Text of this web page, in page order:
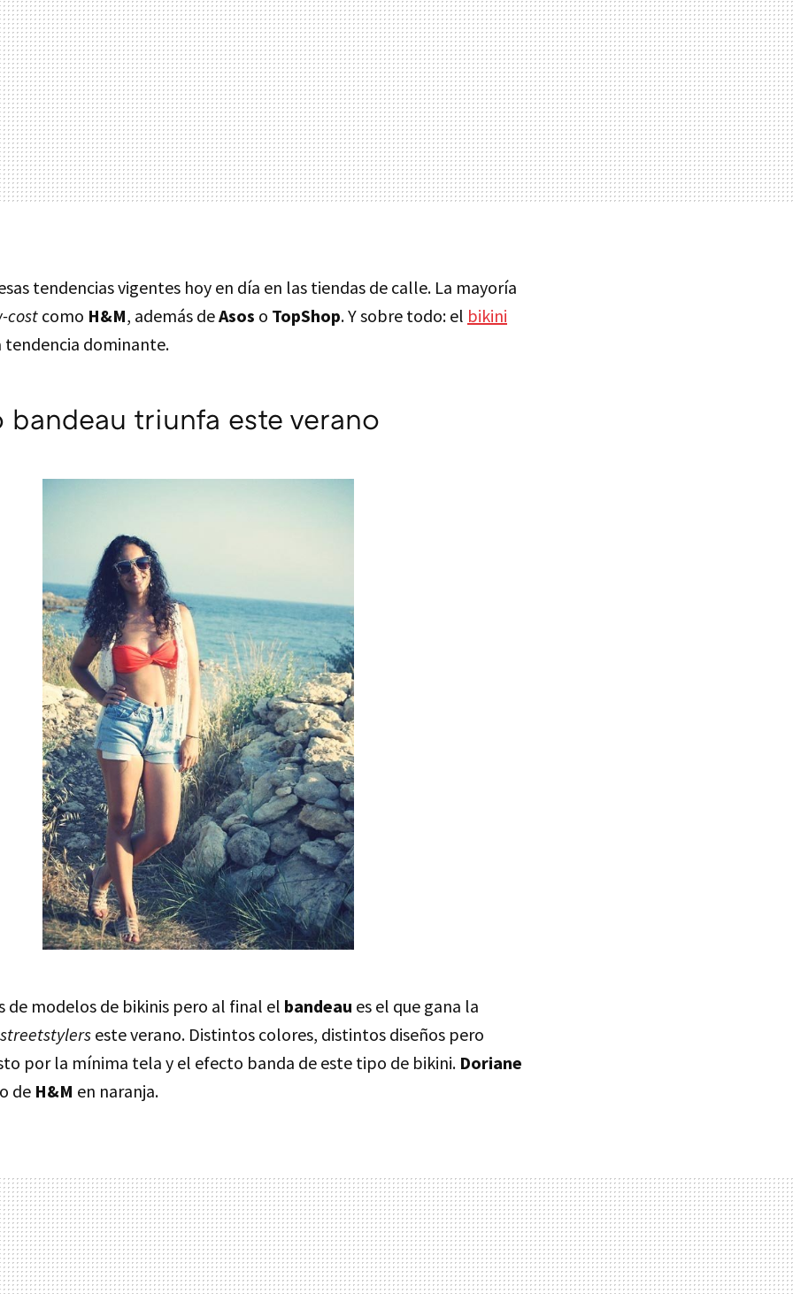
tendencias vigentes hoy en día en las tiendas de calle. La mayoría
cost como H&M, además deAsos o TopShop. Y sobre todo: el bikini
dominante.
bandeau triunfa este verano
de modelos de bikinis pero al final el bandeau es el que gana la
streetstylers este verano. Distintos colores, distintos diseños pero
por la mínima tela y el efecto banda de este tipo de bikini. Doriane
de H&M en naranja.